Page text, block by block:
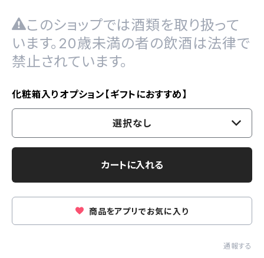
このショップでは酒類を取り扱って
います。20歳未満の者の飲酒は法律で
禁止されています。
化粧箱入りオプション【ギフトにおすすめ】
選択なし
カートに入れる
商品をアプリでお気に入り
通報する